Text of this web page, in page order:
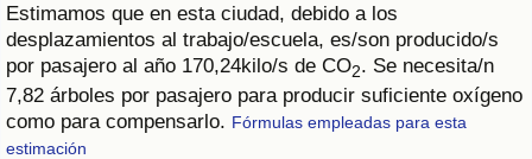
Estimamos que en esta ciudad, debido a los
desplazamientos al trabajo/escuela, es/son producido/s
por pasajero al año 170,24kilo/s de CO2. Se necesita/n
7,82 árboles por pasajero para producir suficiente oxígeno
como para compensarlo. Fórmulas empleadas para esta
estimación
en aqaba
Delincuencia
Calificación del Índice de Criminalidad
(Actual)